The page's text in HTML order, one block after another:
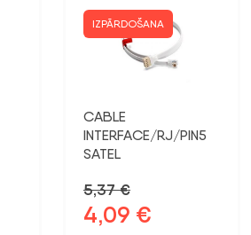
IZPĀRDOŠANA
CABLE
INTERFACE/RJ/PIN5
SATEL
5,37€
Sākotnējā
4,09 €